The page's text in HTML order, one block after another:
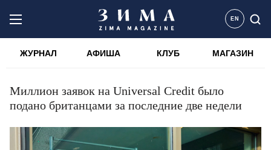
EN
ЖУРНАЛ АФИША КЛУБ МАГАЗИН
Миллион заявок на Universal Credit было
подано британцами за последние две недели